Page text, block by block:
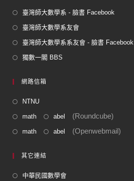
臺灣師大數學系 - 臉書 Facebook
臺灣師大數學系友會
臺灣師大數學系系友會 - 臉書 Facebook
獨數一閣 BBS
網路信箱
NTNU
math abel (Roundcube)
math abel (Openwebmail)
其它連結
中華民國數學會